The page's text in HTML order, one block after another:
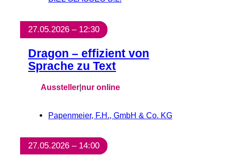
27.05.2026 – 12:30
Dragon – effizient von
Sprache zu Text
Aussteller|nur online
Papenmeier, F.H., GmbH & Co. KG
27.05.2026 – 14:00